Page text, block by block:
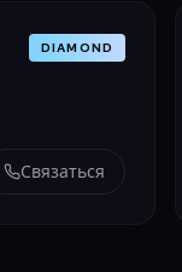
DIAMOND
Связаться